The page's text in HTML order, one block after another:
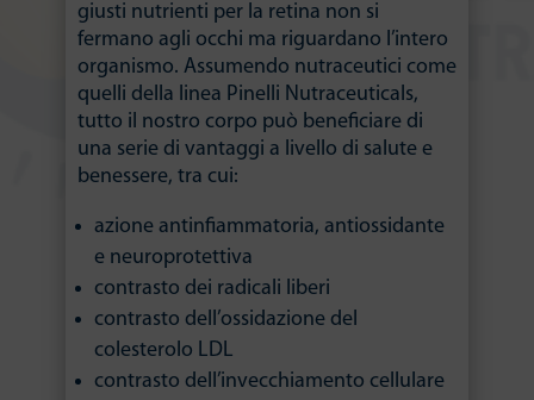
giusti nutrienti per la retina non si
fermano agli occhi ma riguardano l’intero
organismo. Assumendo nutraceutici come
quelli della linea Pinelli Nutraceuticals,
tutto il nostro corpo può beneficiare di
una serie di vantaggi a livello di salute e
benessere, tra cui:
azione antinfiammatoria, antiossidante
e neuroprotettiva
contrasto dei radicali liberi
contrasto dell’ossidazione del
colesterolo LDL
contrasto dell’invecchiamento cellulare